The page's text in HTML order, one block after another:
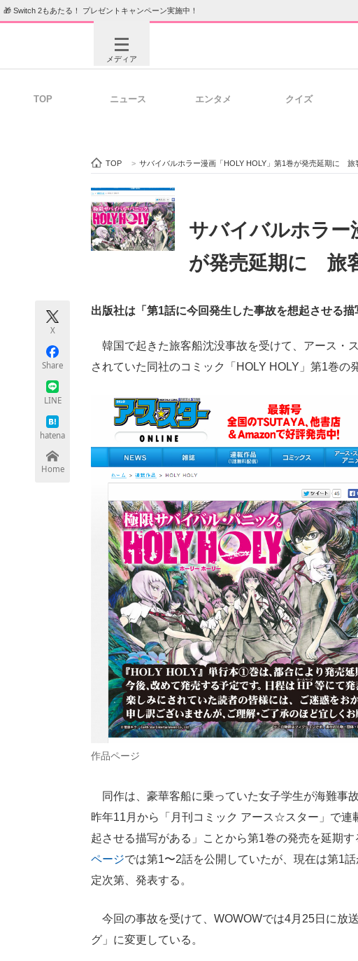
🎁 Switch 2もあたる！ プレゼントキャンペーン実施中！
メディア
ビジネスと働き方のヒント
ITエンジニア向け専門サイト 企業向けIT製品の総合サ
TOP ニュース エンタメ クイズ
TOP > サバイバルホラー漫画「HOLY HOLY」第1巻が発売延期に 旅
サバイバルホラー
が発売延期に 旅
X
Share
LINE
hatena
Home
出版社は「第1話に今回発生した事故を想起させる描
韓国で起きた旅客船沈没事故を受けて、アース・
されていた同社のコミック「HOLY HOLY」第1巻の
作品ページ
同作は、豪華客船に乗っていた女子学生が海難事
昨年11月から「月刊コミック アース☆スター」で連
起させる描写がある」ことから第1巻の発売を延期
ページでは第1〜2話を公開していたが、現在は第1
定次第、発表する。
今回の事故を受けて、WOWOWでは4月25日に放
グ」に変更している。